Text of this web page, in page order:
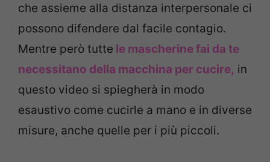
che assieme alla distanza interpersonale ci
possono difendere dal facile contagio.
Mentre però tutte le mascherine fai da te
necessitano della macchina per cucire, in
questo video si spiegherà in modo
esaustivo come cucirle a mano e in diverse
misure, anche quelle per i più piccoli.